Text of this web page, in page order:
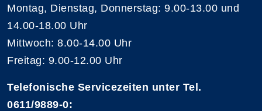
Montag, Dienstag, Donnerstag: 9.00-13.00 und
14.00-18.00 Uhr
Mittwoch: 8.00-14.00 Uhr
Freitag: 9.00-12.00 Uhr
Telefonische Servicezeiten unter Tel.
0611/9889-0: